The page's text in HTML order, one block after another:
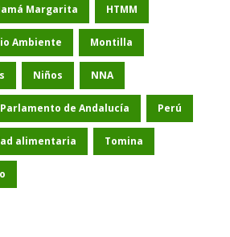
Margarita HTMM
Ambiente Montilla
Niños NNA
Parlamento de Andalucía Perú
alimentaria Tomina